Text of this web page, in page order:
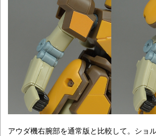
アウダ機右腕部を通常版と比較して。ショ